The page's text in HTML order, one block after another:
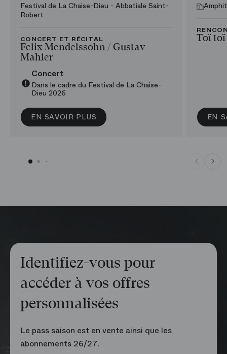
EN SAVOIR PLUS
Festival de La Chaise-Dieu - Abbatiale Saint-
Robert
CONCERT ET RÉCITAL
Felix Mendelssohn /​ Gustav
Mahler
Concert
Dans le cadre du Festival de La Chaise-
Dieu 2026
EN
Toï toï
Identifiez-vous pour
accéder à vos offres
personnalisées
Le pass saison est en vente ainsi que les
abonnements 26/27.